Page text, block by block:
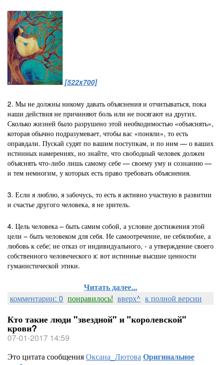
[522x700]
2. Мы не должны никому давать объяснения и отчитываться, пока
наши действия не причиняют боль или не посягают на других.
Сколько жизней было разрушено этой необходимостью «объяснять»,
которая обычно подразумевает, чтобы вас «поняли», то есть
оправдали. Пускай судят по вашим поступкам, и по ним — о ваших
истинных намерениях, но знайте, что свободный человек должен
объяснять что-либо лишь самому себе — своему уму и сознанию —
и тем немногим, у которых есть право требовать объяснения.
3. Если я люблю, я забочусь, то есть я активно участвую в развитии
и счастье другого человека, я не зритель.
4. Цель человека – быть самим собой, а условие достижения этой
цели – быть человеком для себя. Не самоотречение, не себялюбие, а
любовь к себе; не отказ от индивидуального, - а утверждение своего
собственного человеческого я: вот истинные высшие ценности
гуманистической этики.
Читать далее...
комментарии: 0 понравилось! вверх^ к полной версии
Кто такие люди "звездной" и "королевской"
крови?
07-01-2017 14:59
Это цитата сообщенияОксана_ЛютоваОригинальное